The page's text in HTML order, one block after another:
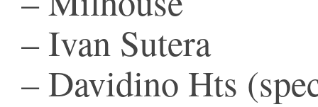
– Ivan Sutera
– Davidino Hts